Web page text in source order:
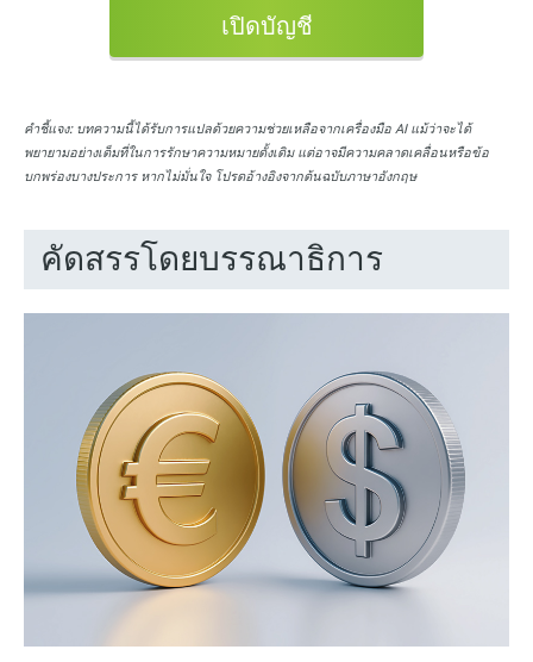
เปิดบัญชี
คำชี้แจง:บทความนี้ได้รับการแปลด้วยความช่วยเหลือจากเครื่องมือ AI แม้ว่าจะได้
พยายามอย่างเต็มที่ในการรักษาความหมายดั้งเดิม แต่อาจมีความคลาดเคลื่อนหรือข้อ
บกพร่องบางประการ หากไม่มั่นใจ โปรดอ้างอิงจากต้นฉบับภาษาอังกฤษ
คัดสรรโดยบรรณาธิการ